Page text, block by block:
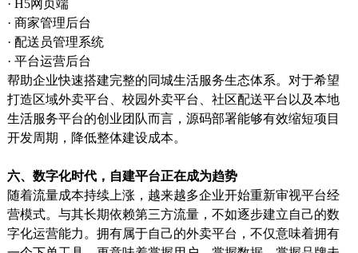
· H5网页端
· 商家管理后台
· 配送员管理系统
· 平台运营后台
帮助企业快速搭建完整的同城生活服务生态体系。对于希望
打造区域外卖平台、校园外卖平台、社区配送平台以及本地
生活服务平台的创业团队而言，源码部署能够有效缩短项目
开发周期，降低整体建设成本。
六、数字化时代，自建平台正在成为趋势
随着流量成本持续上涨，越来越多企业开始重新审视平台经
营模式。与其长期依赖第三方流量，不如逐步建立自己的数
字化运营能力。拥有属于自己的外卖平台，不仅意味着拥有